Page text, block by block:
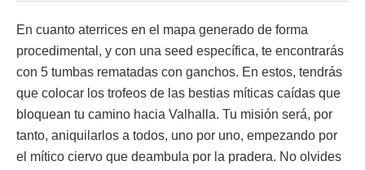
En cuanto aterrices en el mapa generado de forma
procedimental, y con una seed específica, te encontrarás
con 5 tumbas rematadas con ganchos. En estos, tendrás
que colocar los trofeos de las bestias míticas caídas que
bloquean tu camino hacia Valhalla. Tu misión será, por
tanto, aniquilarlos a todos, uno por uno, empezando por
el mítico ciervo que deambula por la pradera. No olvides